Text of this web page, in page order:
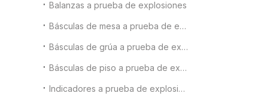
Balanzas a prueba de explosiones
Básculas de mesa a prueba de explosiones
Básculas de grúa a prueba de explosiones
Básculas de piso a prueba de explosiones
Indicadores a prueba de explosiones